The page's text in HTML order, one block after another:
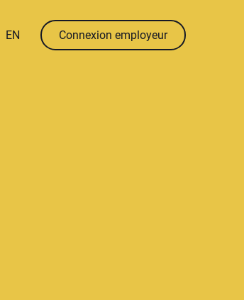
menu.language
menu.en
EN Connexion employeur